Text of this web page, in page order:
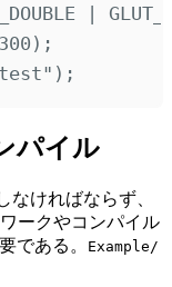
|
300 );
" );
パイル
なければならず、
ークやコンパイル
である。
Example/